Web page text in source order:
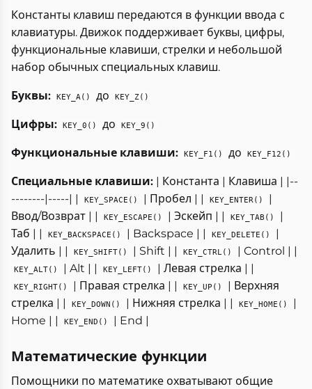
Константы клавиш передаются в функции ввода с
клавиатуры. Движок поддерживает буквы, цифры,
функциональные клавиши, стрелки и небольшой
набор обычных специальных клавиш.
Буквы: KEY_A() до KEY_Z()
Цифры: KEY_0() до KEY_9()
Функциональные клавиши: KEY_F1() до KEY_F12()
Специальные клавиши: | Константа | Клавиша | |--
--------|-----| |
KEY_SPACE() | Пробел | | KEY_ENTER()
|
Ввод/Возврат | |
KEY_ESCAPE() | Эскейп | | KEY_TAB()
|
Таб | |
KEY_BACKSPACE() | Backspace | | KEY_DELETE()
|
Удалить | |
KEY_SHIFT() | Shift | | KEY_CTRL() | Control | |
KEY_ALT() | Alt | | KEY_LEFT() | Левая стрелка | |
KEY_RIGHT() | Правая стрелка | | KEY_UP()
| Верхняя
стрелка | |
KEY_DOWN() | Нижняя стрелка | | KEY_HOME()
|
Home | |
KEY_END() | End |
Математические функции
Помощники по математике охватывают общие